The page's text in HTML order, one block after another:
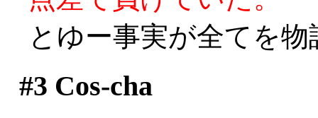
とゆー事実が全てを
#3 Cos-cha